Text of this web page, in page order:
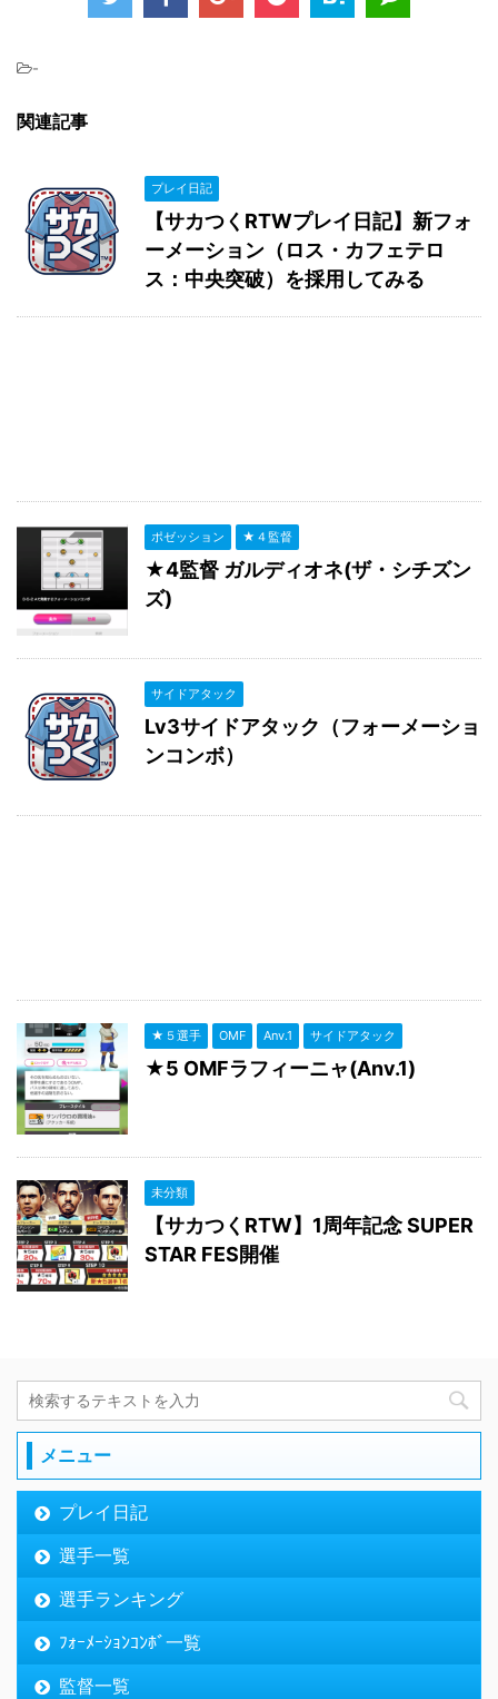
-
関連記事
プレイ日記
【サカつくRTWプレイ日記】新フォ
ーメーション（ロス・カフェテロ
ス：中央突破）を採用してみる
ポゼッション ★４監督
★4監督 ガルディオネ(ザ・シチズン
ズ)
サイドアタック
Lv3サイドアタック（フォーメーショ
ンコンボ）
★５選手 OMF Anv.1 サイドアタック
★5 OMFラフィーニャ(Anv.1)
未分類
【サカつくRTW】1周年記念 SUPER
STAR FES開催
メニュー
プレイ日記
選手一覧
選手ランキング
ﾌｫｰﾒｰｼｮﾝｺﾝﾎﾞ一覧
監督一覧